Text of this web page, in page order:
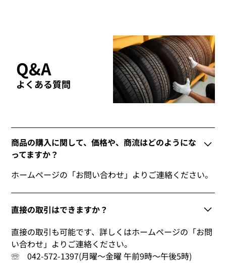
Q&A
よくある質問
商品の購入に関して、価格や、商流はどのようにな
ってますか？
ホームページの「お問い合わせ」よりご連絡ください。
直接の取引はできますか？
直接の取引も可能です、詳しくはホームページの「お問
い合わせ」よりご連絡ください。
☏ 042-572-1397(月曜～金曜 午前9時～午後5時)